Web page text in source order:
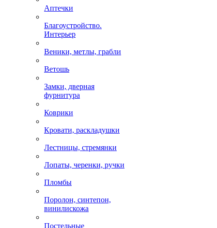
Аптечки
Благоустройство.
Интерьер
Веники, метлы, грабли
Ветошь
Замки, дверная
фурнитура
Коврики
Кровати, раскладушки
Лестницы, стремянки
Лопаты, черенки, ручки
Пломбы
Поролон, синтепон,
винилискожа
Постельные